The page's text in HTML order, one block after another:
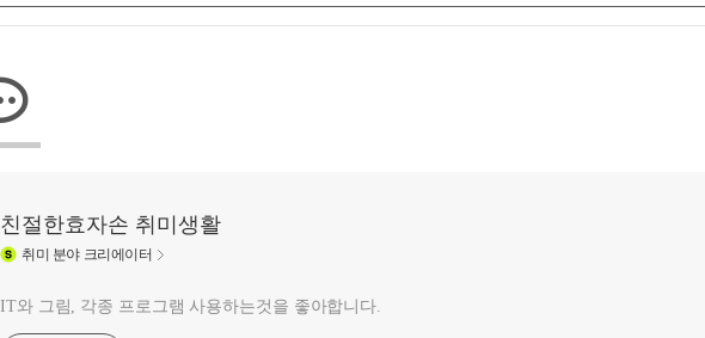
친절한효자손 취미생활
취미 분야 크리에이터
IT와 그림, 각종 프로그램 사용하는것을 좋아합니다.